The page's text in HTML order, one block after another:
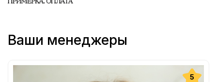
Ваши менеджеры
5